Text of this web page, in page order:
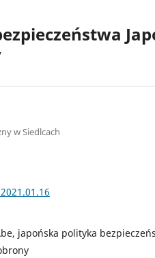
w Siedlcach
japońska polityka